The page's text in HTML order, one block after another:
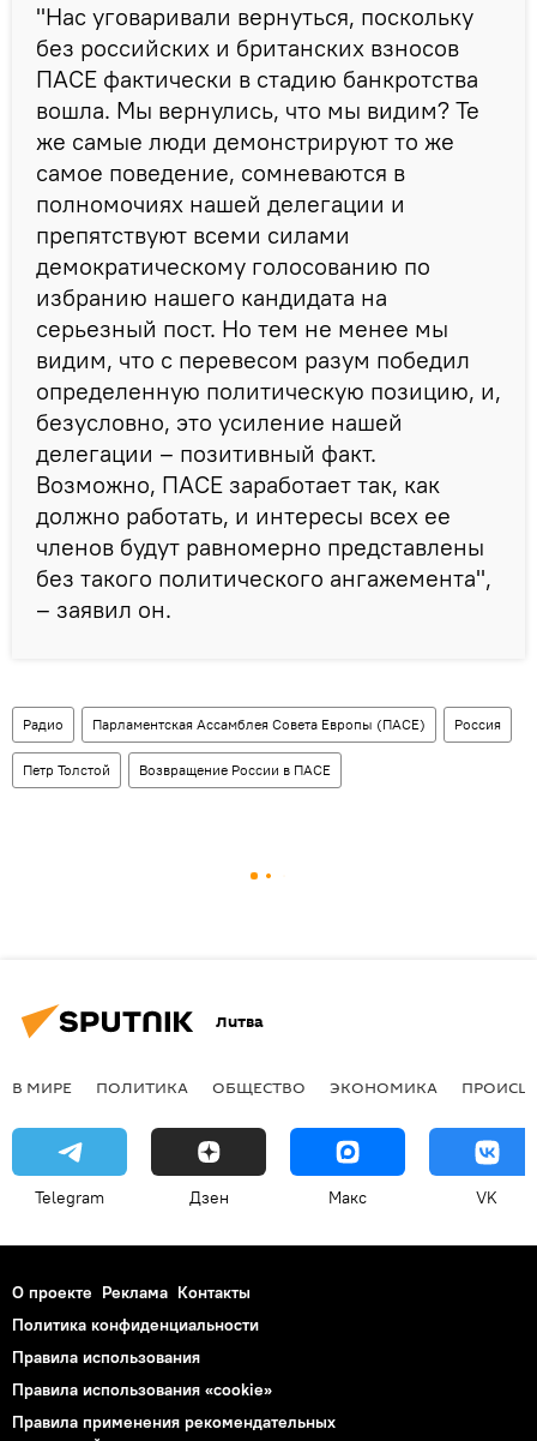
"Нас уговаривали вернуться, поскольку
без российских и британских взносов
ПАСЕ фактически в стадию банкротства
вошла. Мы вернулись, что мы видим? Те
же самые люди демонстрируют то же
самое поведение, сомневаются в
полномочиях нашей делегации и
препятствуют всеми силами
демократическому голосованию по
избранию нашего кандидата на
серьезный пост. Но тем не менее мы
видим, что с перевесом разум победил
определенную политическую позицию, и,
безусловно, это усиление нашей
делегации – позитивный факт.
Возможно, ПАСЕ заработает так, как
должно работать, и интересы всех ее
членов будут равномерно представлены
без такого политического ангажемента",
– заявил он.
Радио Парламентская Ассамблея Совета Европы (ПАСЕ) Россия
Петр Толстой Возвращение России в ПАСЕ
Литва
В МИРЕ ПОЛИТИКА ОБЩЕСТВО ЭКОНОМИКА
Telegram Дзен Макс VK
О проекте Реклама Контакты
Политика конфиденциальности
Правила использования
Правила использования «cookie»
Правила применения рекомендательных